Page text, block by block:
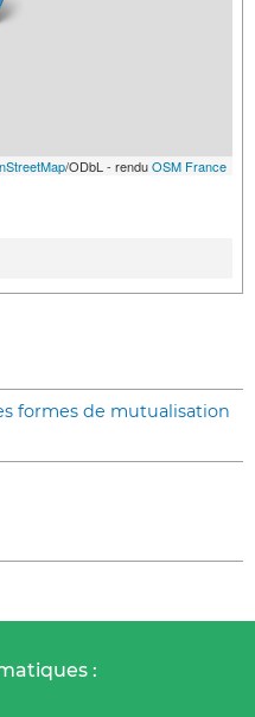
/ODbL - renduOSM France
formes de mutualisation
: